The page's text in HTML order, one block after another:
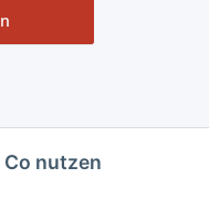
nutzen